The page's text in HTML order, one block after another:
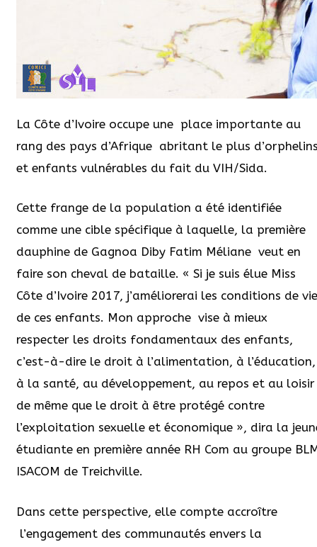
La Côte d’Ivoire occupe une place importante au
rang des pays d’Afrique abritant le plus
et enfants vulnérables du fait du VIH/Sida.
Cette frange de la population a été identifiée
comme une cible spécifique à laquelle, la première
dauphine de Gagnoa Diby Fatim Méliane veut en
faire son cheval de bataille. « Si je suis élue Miss
Côte d’Ivoire 2017, j’améliorerai les conditions de vie
de ces enfants. Mon approche vise à mieux
respecter les droits fondamentaux des enfants,
c’est-à-dire le droit à l’alimentation, à l’éducation,
à la santé, au développement, au repos et au loisir
de même que le droit à être protégé contre
l’exploitation sexuelle et économique », dira la
étudiante en première année RH Com au groupe
ISACOM de Treichville.
Dans cette perspective, elle compte accroître
l’engagement des communautés envers la